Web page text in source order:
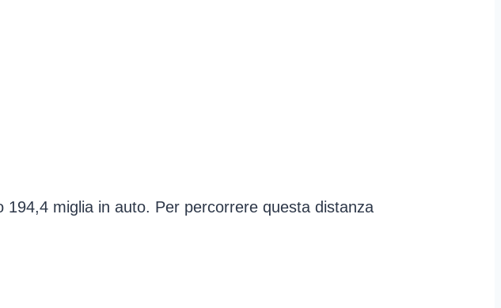
miglia in auto. Per percorrere questa distanza